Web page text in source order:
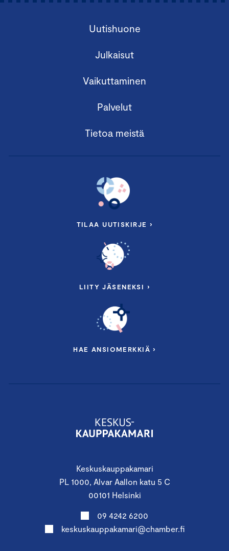
Keskuskauppakamari
PL 1000, Alvar Aallon katu 5 C
00101 Helsinki
09 4242 6200
keskuskauppakamari@chamber.fi
Uutishuone
Julkaisut
Vaikuttaminen
Palvelut
Tietoa meistä
TILAA UUTISKIRJE ›
LIITY JÄSENEKSI ›
HAE ANSIOMERKKIÄ ›